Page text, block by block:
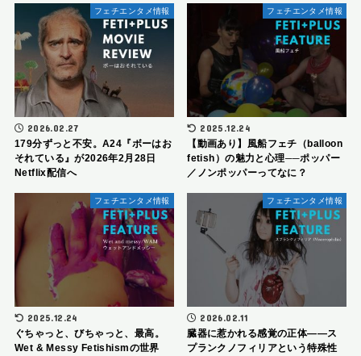
フェチエンタメ情報
2026.02.27
179分ずっと不安。A24『ボーはお
それている』が2026年2月28日
Netflix配信へ
フェチエンタメ情報
2025.12.24
【動画あり】風船フェチ（balloon
fetish）の魅力と心理──ポッパー
／ノンポッパーってなに？
フェチエンタメ情報
2025.12.24
ぐちゃっと、びちゃっと、最高。
Wet & Messy Fetishismの世界
フェチエンタメ情報
2026.02.11
臓器に惹かれる感覚の正体――ス
プランクノフィリアという特殊性